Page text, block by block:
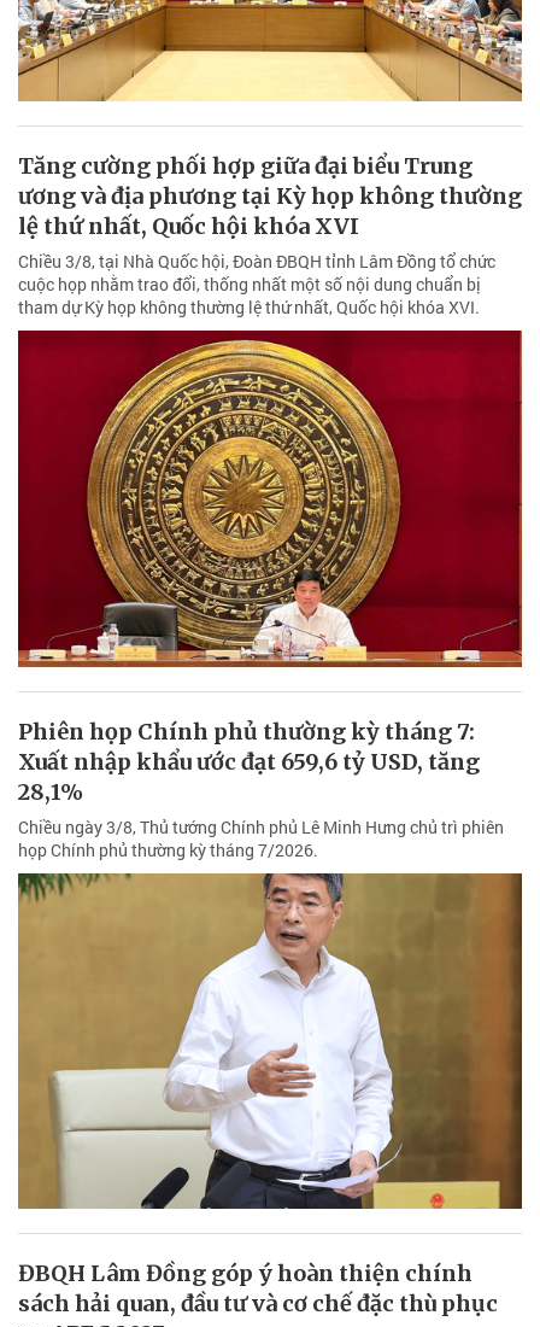
Tăng cường phối hợp giữa đại biểu Trung
ương và địa phương tại Kỳ họp không thường
lệ thứ nhất, Quốc hội khóa XVI
Chiều 3/8, tại Nhà Quốc hội, Đoàn ĐBQH tỉnh Lâm Đồng tổ chức
cuộc họp nhằm trao đổi, thống nhất một số nội dung chuẩn bị
tham dự Kỳ họp không thường lệ thứ nhất, Quốc hội khóa XVI.
Phiên họp Chính phủ thường kỳ tháng 7:
Xuất nhập khẩu ước đạt 659,6 tỷ USD, tăng
28,1%
Chiều ngày 3/8, Thủ tướng Chính phủ Lê Minh Hưng chủ trì phiên
họp Chính phủ thường kỳ tháng 7/2026.
ĐBQH Lâm Đồng góp ý hoàn thiện chính
sách hải quan, đầu tư và cơ chế đặc thù phục